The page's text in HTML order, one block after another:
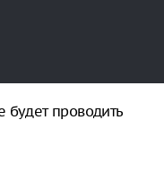
будет проводить